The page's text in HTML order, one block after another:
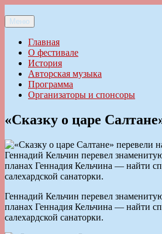
к
содержимому
Ильменский фестиваль авторской песни
Меню
Главная
О фестивале
История
Авторская музыка
Программа
Организаторы и спонсоры
«Сказку о царе
Геннадий Кельчин перевел
планах Геннадия Кельчина — найти
салехардской санаторки.
Геннадий Кельчин перевел
планах Геннадия Кельчина — найти
салехардской санаторки.